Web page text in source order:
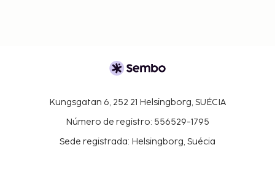
Kungsgatan 6, 252 21 Helsingborg, SUÉCIA
Número de registro: 556529-1795
Sede registrada: Helsingborg, Suécia